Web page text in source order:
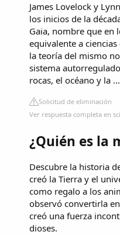
James Lovelock y
los inicios de la
Gaia, nombre que en
equivalente a
la teoría del mismo
sistema
rocas, el océano y la ...
Solicitud de eliminación
Ver respuesta completa en
¿Quién es la
Descubre la historia
creó la Tierra y el
como regalo a los
observó convertirla
creó una fuerza
dioses.